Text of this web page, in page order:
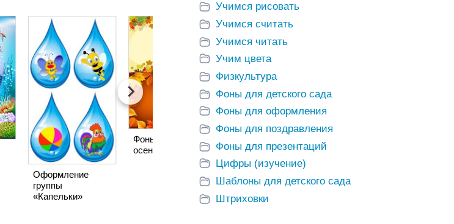
Оформление
группы
«Капельки»
Фоны «Золотая
осень»
Большой фон для
плаката «Осень»
из 9 листов А4
Учимся рисовать
Учимся считать
Учимся читать
Учим цвета
Физкультура
Фоны для детского сада
Фоны для оформления
Фоны для поздравления
Фоны для презентаций
Цифры (изучение)
Шаблоны для детского сада
Штриховки